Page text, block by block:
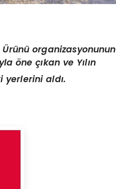
organizasyonunun
öne çıkan ve Yılın
yerlerini aldı.